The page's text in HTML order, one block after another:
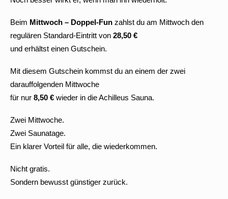
Beim Mittwoch – Doppel-Fun zahlst du am Mittwoch den
regulären Standard-Eintritt von 28,50 €
und erhältst einen Gutschein.
Mit diesem Gutschein kommst du an einem der zwei
darauffolgenden Mittwoche
für nur 8,50 € wieder in die Achilleus Sauna.
Zwei Mittwoche.
Zwei Saunatage.
Ein klarer Vorteil für alle, die wiederkommen.
Nicht gratis.
Sondern bewusst günstiger zurück.